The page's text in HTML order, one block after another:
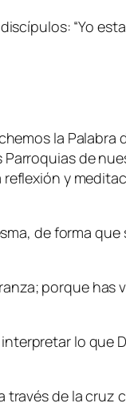
“Yo
la Palabra
de
y
de forma
porque has
lo que
de la cruz